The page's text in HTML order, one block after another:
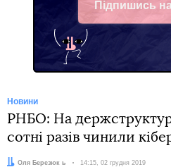
Підпишись
Facebook
Новини
РНБО: На
сотні разів чинили
Автор:
Оля Березюк ь Дата:
14:15, 02 грудня 2019